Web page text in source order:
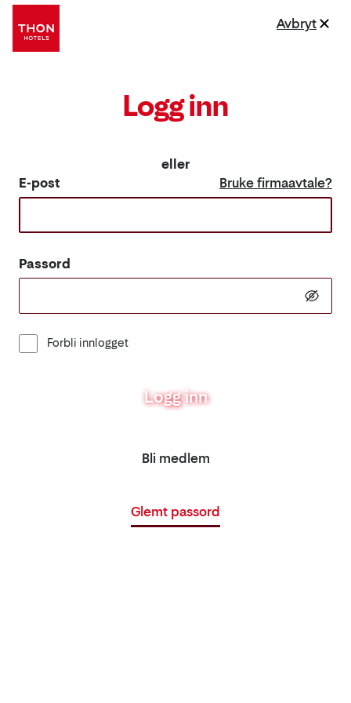
Logg inn
eller
E-post
Bruke firmaavtale?
Passord
Forbli innlogget
Logg inn
Bli medlem
Glemt passord
Avbryt